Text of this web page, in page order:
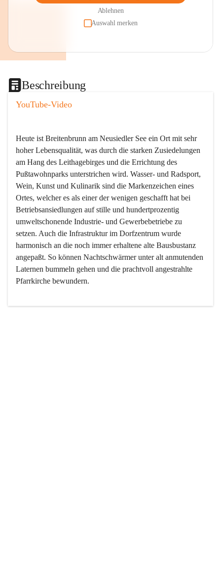
Ablehnen
Auswahl merken
Beschreibung
YouTube-Video
Heute ist Breitenbrunn am Neusiedler See ein Ort mit sehr
hoher Lebensqualität, was durch die starken Zusiedelungen
am Hang des Leithagebirges und die Errichtung des
Pußtawohnparks unterstrichen wird. Wasser- und Radsport,
Wein, Kunst und Kulinarik sind die Markenzeichen eines
Ortes, welcher es als einer der wenigen geschafft hat bei
Betriebsansiedlungen auf stille und hundertprozentig
umweltschonende Industrie- und Gewerbebetriebe zu
setzen. Auch die Infrastruktur im Dorfzentrum wurde
harmonisch an die noch immer erhaltene alte Bausbustanz
angepaßt. So können Nachtschwärmer unter alt anmutenden
Laternen bummeln gehen und die prachtvoll angestrahlte
Pfarrkirche bewundern.
Der Weinbau dominert heute nicht mehr, ist aber integrativer